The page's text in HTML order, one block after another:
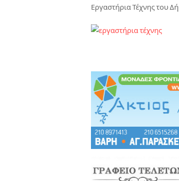
Εργαστήρια Τέχνης του